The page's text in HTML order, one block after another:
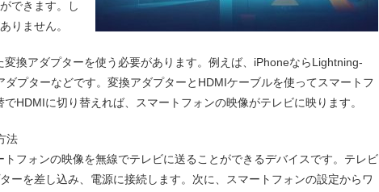
できます。し
りません。
換アダプターを使う必要があります。例えば、iPhoneならLightning-
プターなどです。変換アダプターとHDMIケーブルを使ってスマートフ
HDMIに切り替えれば、スマートフォンの映像がテレビに映ります。
法
フォンの映像を無線でテレビに送ることができるデバイスです。テレビ
ーを差し込み、電源に接続します。次に、スマートフォンの設定からワ